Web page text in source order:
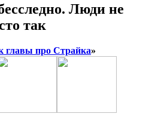
Люди не
так
главы про Страйка»